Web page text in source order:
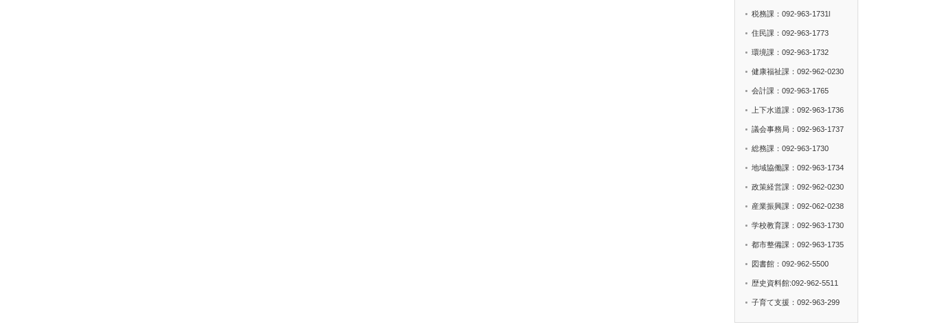
税務課：092-963-1731l
住民課：092-963-1773
環境課：092-963-1732
健康福祉課：092-962-0230
会計課：092-963-1765
上下水道課：092-963-1736
議会事務局：092-963-1737
総務課：092-963-1730
地域協働課：092-963-1734
政策経営課：092-962-0230
産業振興課：092-062-0238
学校教育課：092-963-1730
都市整備課：092-963-1735
図書館：092-962-5500
歴史資料館:092-962-5511
子育て支援：092-963-299